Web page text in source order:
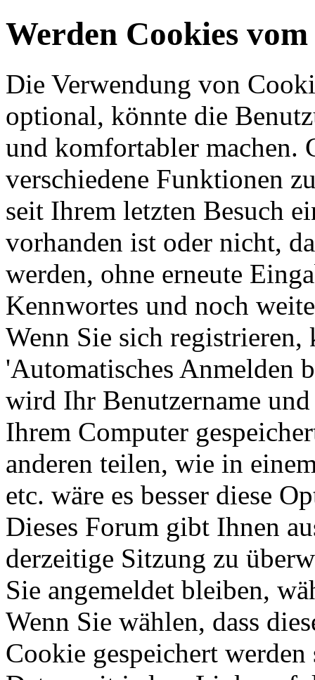
Werden Cookies
Die Verwendung von
optional, könnte die
und komfortabler machen.
verschiedene Funktionen
seit Ihrem letzten Besuch
vorhanden ist oder nicht,
werden, ohne erneute
Kennwortes und noch
Wenn Sie sich
'Automatisches Anmelden
wird Ihr Benutzername
Ihrem Computer
anderen teilen, wie in
etc. wäre es besser diese
Dieses Forum gibt Ihnen
derzeitige Sitzung zu
Sie angemeldet bleiben,
Wenn Sie wählen, dass
Cookie gespeichert